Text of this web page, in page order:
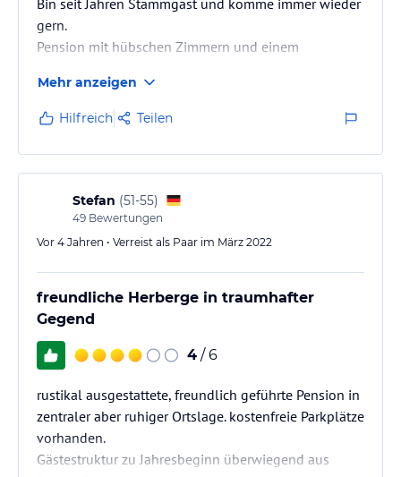
gern.
Pension mit hübschen Zimmern und einem
Mehr anzeigen
Hilfreich Teilen
Stefan (51-55)
49 Bewertungen
Vor 4 Jahren • Verreist als Paar im März 2022
freundliche Herberge in traumhafter
Gegend
4 / 6
rustikal ausgestattete, freundlich geführte Pension in
zentraler aber ruhiger Ortslage. kostenfreie Parkplätze
vorhanden.
Gästestruktur zu Jahresbeginn überwiegend aus